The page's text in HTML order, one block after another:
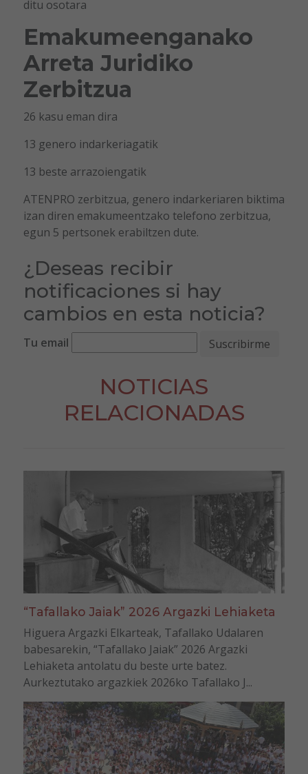
ditu osotara
Emakumeenganako
Arreta Juridiko
Zerbitzua
26 kasu eman dira
13 genero indarkeriagatik
13 beste arrazoiengatik
ATENPRO zerbitzua, genero indarkeriaren biktima
izan diren emakumeentzako telefono zerbitzua,
egun 5 pertsonek erabiltzen dute.
¿Deseas recibir
notificaciones si hay
cambios en esta noticia?
Tu email
NOTICIAS
RELACIONADAS
“Tafallako Jaiak” 2026 Argazki Lehiaketa
Higuera Argazki Elkarteak, Tafallako Udalaren
babesarekin, “Tafallako Jaiak” 2026 Argazki
Lehiaketa antolatu du beste urte batez.
Aurkeztutako argazkiek 2026ko Tafallako J...